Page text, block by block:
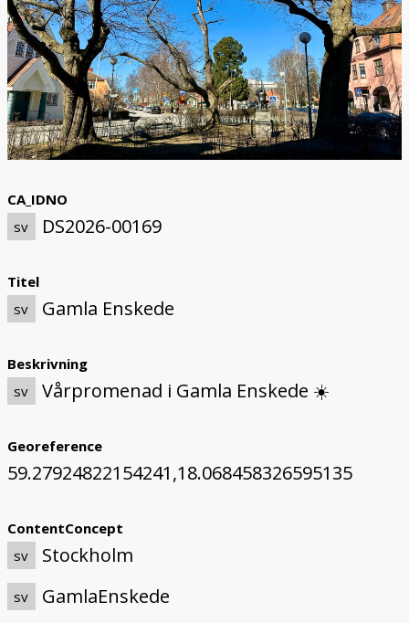
CA_IDNO
sv
DS2026-00169
Titel
sv
Gamla Enskede
Beskrivning
sv
Vårpromenad i Gamla Enskede ☀️
Georeference
59.27924822154241,18.068458326595135
ContentConcept
sv
Stockholm
sv GamlaEnskede